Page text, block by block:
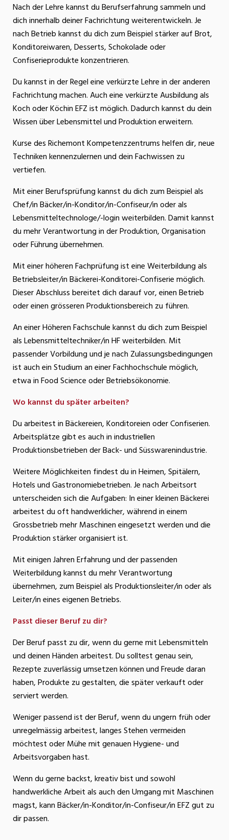
Nach der Lehre kannst du Berufserfahrung sammeln und
dich innerhalb deiner Fachrichtung weiterentwickeln. Je
nach Betrieb kannst du dich zum Beispiel stärker auf Brot,
Konditoreiwaren, Desserts, Schokolade oder
Confiserieprodukte konzentrieren.
Du kannst in der Regel eine verkürzte Lehre in der anderen
Fachrichtung machen. Auch eine verkürzte Ausbildung als
Koch oder Köchin EFZ ist möglich. Dadurch kannst du dein
Wissen über Lebensmittel und Produktion erweitern.
Kurse des Richemont Kompetenzzentrums helfen dir, neue
Techniken kennenzulernen und dein Fachwissen zu
vertiefen.
Mit einer Berufsprüfung kannst du dich zum Beispiel als
Chef/in Bäcker/in-Konditor/in-Confiseur/in oder als
Lebensmitteltechnologe/-login weiterbilden. Damit kannst
du mehr Verantwortung in der Produktion, Organisation
oder Führung übernehmen.
Mit einer höheren Fachprüfung ist eine Weiterbildung als
Betriebsleiter/in Bäckerei-Konditorei-Confiserie möglich.
Dieser Abschluss bereitet dich darauf vor, einen Betrieb
oder einen grösseren Produktionsbereich zu führen.
An einer Höheren Fachschule kannst du dich zum Beispiel
als Lebensmitteltechniker/in HF weiterbilden. Mit
passender Vorbildung und je nach Zulassungsbedingungen
ist auch ein Studium an einer Fachhochschule möglich,
etwa in Food Science oder Betriebsökonomie.
Wo kannst du später arbeiten?
Du arbeitest in Bäckereien, Konditoreien oder Confiserien.
Arbeitsplätze gibt es auch in industriellen
Produktionsbetrieben der Back- und Süsswarenindustrie.
Weitere Möglichkeiten findest du in Heimen, Spitälern,
Hotels und Gastronomiebetrieben. Je nach Arbeitsort
unterscheiden sich die Aufgaben: In einer kleinen Bäckerei
arbeitest du oft handwerklicher, während in einem
Grossbetrieb mehr Maschinen eingesetzt werden und die
Produktion stärker organisiert ist.
Mit einigen Jahren Erfahrung und der passenden
Weiterbildung kannst du mehr Verantwortung
übernehmen, zum Beispiel als Produktionsleiter/in oder als
Leiter/in eines eigenen Betriebs.
Passt dieser Beruf zu dir?
Der Beruf passt zu dir, wenn du gerne mit Lebensmitteln
und deinen Händen arbeitest. Du solltest genau sein,
Rezepte zuverlässig umsetzen können und Freude daran
haben, Produkte zu gestalten, die später verkauft oder
serviert werden.
Weniger passend ist der Beruf, wenn du ungern früh oder
unregelmässig arbeitest, langes Stehen vermeiden
möchtest oder Mühe mit genauen Hygiene- und
Arbeitsvorgaben hast.
Wenn du gerne backst, kreativ bist und sowohl
handwerkliche Arbeit als auch den Umgang mit Maschinen
magst, kann Bäcker/in-Konditor/in-Confiseur/in EFZ gut zu
dir passen.